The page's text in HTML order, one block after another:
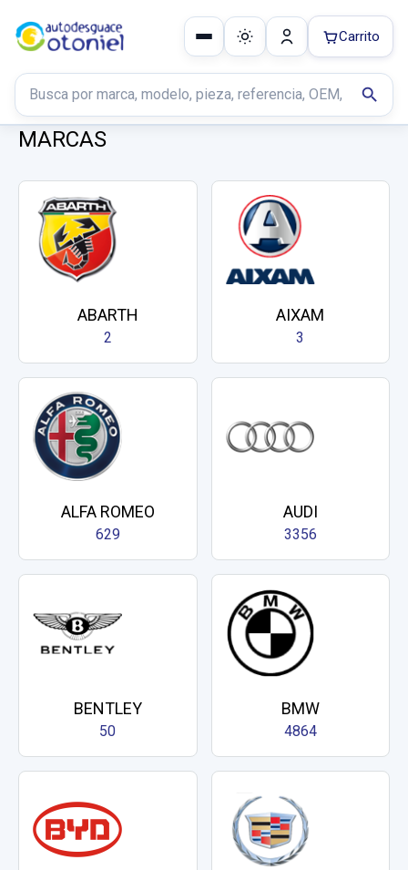
Buscar productos
search
Carrito
MARCAS
ABARTH
2
AIXAM
3
ALFA ROMEO
629
AUDI
3356
BENTLEY
50
BMW
4864